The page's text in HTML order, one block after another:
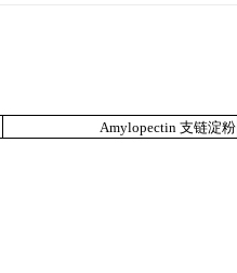
Amylopectin 支链淀粉